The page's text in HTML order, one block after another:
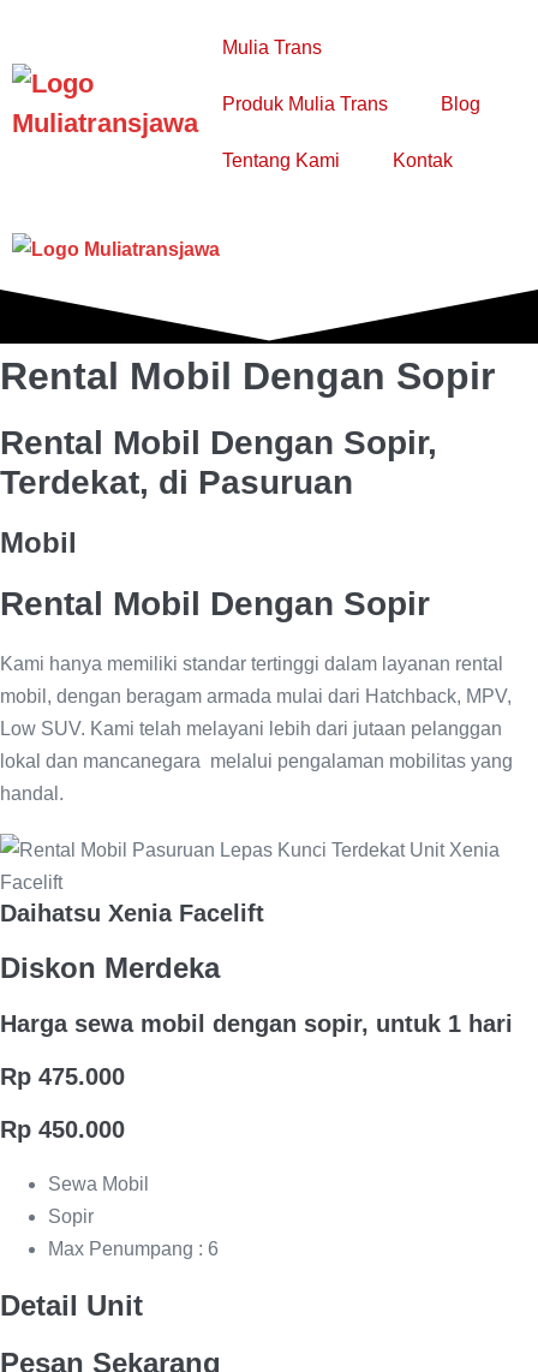
konten
Mulia Trans
Produk Mulia Trans Blog
Tentang Kami Kontak
Rental Mobil Dengan Sopir
Rental Mobil Dengan Sopir,
Terdekat, di Pasuruan
Mobil
Rental Mobil Dengan Sopir
Kami hanya memiliki standar tertinggi dalam layanan rental
mobil, dengan beragam armada mulai dari Hatchback, MPV,
Low SUV. Kami telah melayani lebih dari jutaan pelanggan
lokal dan mancanegara melalui pengalaman mobilitas yang
handal.
Daihatsu Xenia Facelift
Diskon Merdeka
Harga sewa mobil dengan sopir, untuk 1 hari
Rp 475.000
Rp 450.000
Sewa Mobil
Sopir
Max Penumpang : 6
Detail Unit
Pesan Sekarang